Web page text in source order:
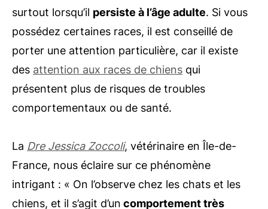
surtout lorsqu’il persiste à l’âge adulte. Si vous
possédez certaines races, il est conseillé de
porter une attention particulière, car il existe
des attention aux races de chiens qui
présentent plus de risques de troubles
comportementaux ou de santé.
La Dre Jessica Zoccoli, vétérinaire en Île-de-
France, nous éclaire sur ce phénomène
intrigant : « On l’observe chez les chats et les
chiens, et il s’agit d’un comportement très